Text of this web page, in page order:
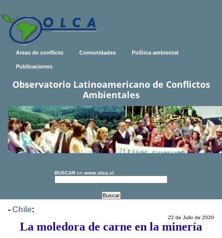
Areas de conflicto Comunidades Política ambiental
Publicaciones
Observatorio Latinoamericano de Conflictos
Ambientales
BUSCAR en www.olca.cl
- Chile:
22 de Julio de 2020
La moledora de carne en la minería